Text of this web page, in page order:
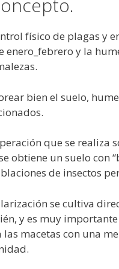
físico de plagas y
enero_febrero y la
bien el suelo,
que se
obtiene un suelo
de insectos
se cultiva
y es muy
macetas con una